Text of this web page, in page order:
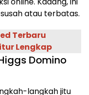
atau terbatas.
Terbaru
Lengkap
Domino
langkah jitu